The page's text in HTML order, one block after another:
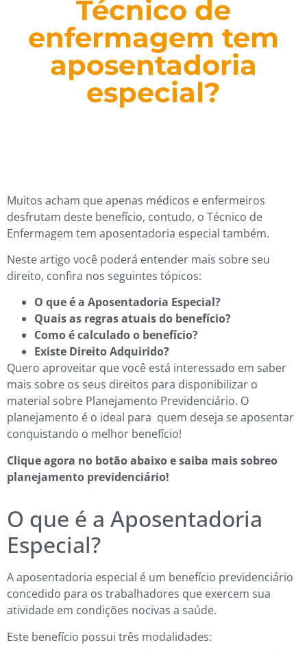
Técnico de
enfermagem tem
aposentadoria
especial?
Muitos acham que apenas médicos e enfermeiros
desfrutam deste benefício, contudo, o Técnico de
Enfermagem tem aposentadoria especial também.
Neste artigo você poderá entender mais sobre seu
direito, confira nos seguintes tópicos:
O que é a Aposentadoria Especial?
Quais as regras atuais do benefício?
Como é calculado o benefício?
Existe Direito Adquirido?
Quero aproveitar que você está interessado em saber
mais sobre os seus direitos para disponibilizar o
material sobre Planejamento Previdenciário. O
planejamento é o ideal para quem deseja se aposentar
conquistando o melhor benefício!
Clique agora no botão abaixo e saiba mais sobreo
planejamento previdenciário!
O que é a Aposentadoria
Especial?
A aposentadoria especial é um benefício previdenciário
concedido para os trabalhadores que exercem sua
atividade em condições nocivas a saúde.
Este benefício possui três modalidades: